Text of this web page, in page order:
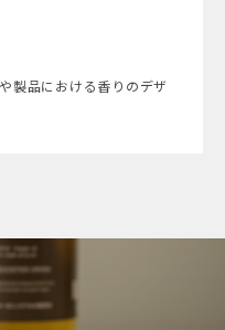
製品における香りのデザ